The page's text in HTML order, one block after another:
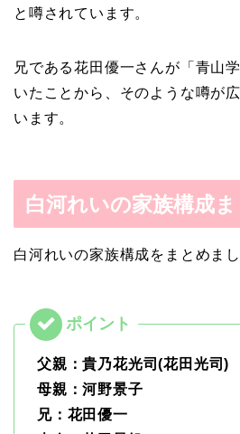
と噂されています。
兄である花田優一さんが「青山
いたことから、そのような噂が
います。
白河れいの家族構成ま
白河れいの家族構成をまとめまし
父親：貴乃花光司(花田光司)
母親：河野景子
兄：花田優一